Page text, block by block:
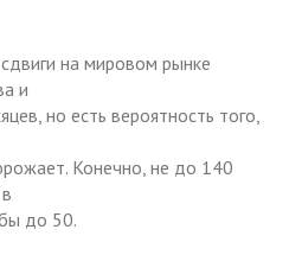
на мировом рынке
и
но есть вероятность того,
Конечно, не до 140
до 50.